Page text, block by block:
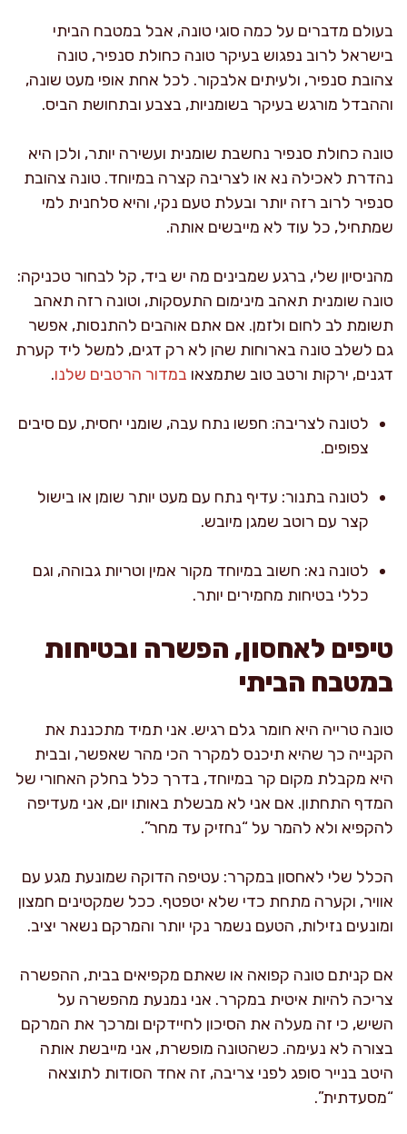
בעולם מדברים על כמה סוגי טונה, אבל במטבח הביתי
בישראל לרוב נפגוש בעיקר טונה כחולת סנפיר, טונה
צהובת סנפיר, ולעיתים אלבקור. לכל אחת אופי מעט שונה,
וההבדל מורגש בעיקר בשומניות, בצבע ובתחושת הביס.
טונה כחולת סנפיר נחשבת שומנית ועשירה יותר, ולכן היא
נהדרת לאכילה נא או לצריבה קצרה במיוחד. טונה צהובת
סנפיר לרוב רזה יותר ובעלת טעם נקי, והיא סלחנית למי
שמתחיל, כל עוד לא מייבשים אותה.
מהניסיון שלי, ברגע שמבינים מה יש ביד, קל לבחור טכניקה:
טונה שומנית תאהב מינימום התעסקות, וטונה רזה תאהב
תשומת לב לחום ולזמן. אם אתם אוהבים להתנסות, אפשר
גם לשלב טונה בארוחות שהן לא רק דגים, למשל ליד קערת
דגנים, ירקות ורטב טוב שתמצאו במדור הרטבים שלנו.
לטונה לצריבה: חפשו נתח עבה, שומני יחסית, עם סיבים
צפופים.
לטונה בתנור: עדיף נתח עם מעט יותר שומן או בישול
קצר עם רוטב שמגן מיובש.
לטונה נא: חשוב במיוחד מקור אמין וטריות גבוהה, וגם
כללי בטיחות מחמירים יותר.
טיפים לאחסון, הפשרה ובטיחות
במטבח הביתי
טונה טרייה היא חומר גלם רגיש. אני תמיד מתכננת את
הקנייה כך שהיא תיכנס למקרר הכי מהר שאפשר, ובבית
היא מקבלת מקום קר במיוחד, בדרך כלל בחלק האחורי של
המדף התחתון. אם אני לא מבשלת באותו יום, אני מעדיפה
להקפיא ולא להמר על “נחזיק עד מחר”.
הכלל שלי לאחסון במקרר: עטיפה הדוקה שמונעת מגע עם
אוויר, וקערה מתחת כדי שלא יטפטף. ככל שמקטינים חמצון
ומונעים נזילות, הטעם נשמר נקי יותר והמרקם נשאר יציב.
אם קניתם טונה קפואה או שאתם מקפיאים בבית, ההפשרה
צריכה להיות איטית במקרר. אני נמנעת מהפשרה על
השיש, כי זה מעלה את הסיכון לחיידקים ומרכך את המרקם
בצורה לא נעימה. כשהטונה מופשרת, אני מייבשת אותה
היטב בנייר סופג לפני צריבה, זה אחד הסודות לתוצאה
“מסעדתית”.